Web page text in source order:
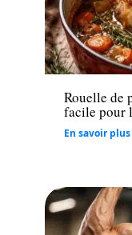
Loisirs
Rouelle de
facile pour
En savoir plus